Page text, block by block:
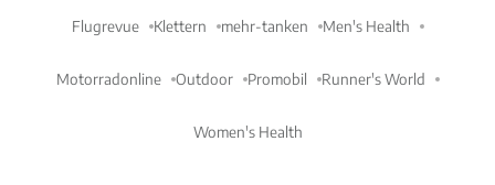
Flugrevue Klettern mehr-tanken Men's Health
Motorradonline Outdoor Promobil Runner's World
Women's Health